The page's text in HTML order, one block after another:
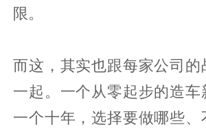
限。
而这，其实也跟每家公司的
一起。一个从零起步的造车
一个十年，选择要做哪些、